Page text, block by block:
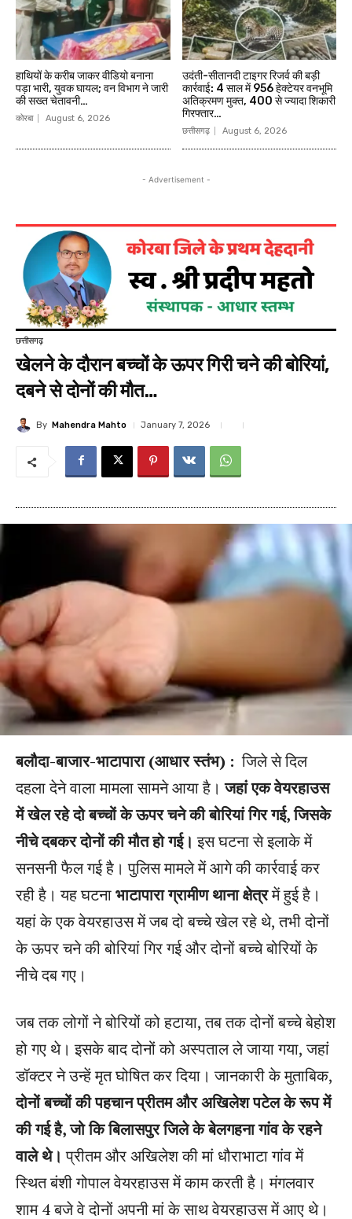
हाथियों के करीब जाकर वीडियो बनाना
पड़ा भारी, युवक घायल; वन विभाग ने जारी
की सख्त चेतावनी…
कोरबा August 6, 2026
उदंती-सीतानदी टाइगर रिजर्व की बड़ी
कार्रवाई: 4 साल में 956 हेक्टेयर वनभूमि
अतिक्रमण मुक्त, 400 से ज्यादा शिकारी
गिरफ्तार…
छत्तीसगढ़ August 6, 2026
- Advertisement -